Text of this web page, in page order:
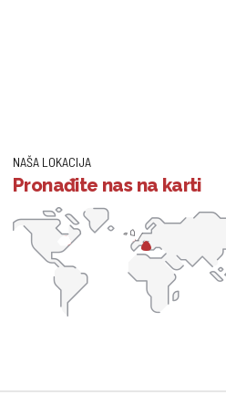
NAŠA LOKACIJA
Pronađite nas na karti